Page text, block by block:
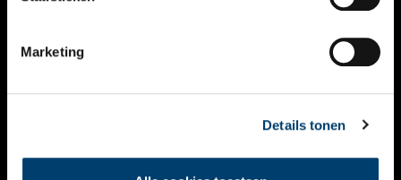
Marketing
Details tonen
VIDEO’S
CONTACT